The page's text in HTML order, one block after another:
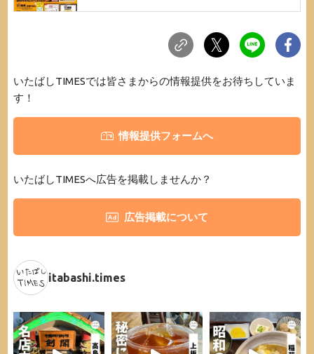
いたばしTIMESでは皆さまからの情報提供をお待ちしていま
す！
情報提供フォームへ
いたばしTIMESへ広告を掲載しませんか？
広告掲載について
itabashi.times